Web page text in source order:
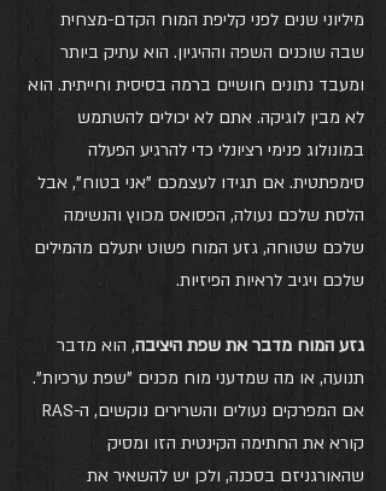
מיליוני שנים לפני קליפת המוח הקדם-מצחית
שבה שוכנים השפה וההיגיון. הוא עתיק ביותר
ומעבד נתונים חושיים ברמה בסיסית וחייתית. הוא
לא מבין לוגיקה. אתם לא יכולים להשתמש
במונולוג פנימי רציונלי כדי להרגיע הפעלה
סימפתטית. אם תגידו לעצמכם "אני בטוח", אבל
הלסת שלכם נעולה, הפסואס מכווץ והנשימה
שלכם שטוחה, גזע המוח פשוט יתעלם מהמילים
שלכם ויגיב לראיות הפיזיות.
גזע המוח מדבר את שפת היציבה, הוא מדבר
תנועה, או מה שמדעני מוח מכנים "שפת ערכיות".
קורא את החתימה הקינטית הזו ומסיק
שהאורגניזם בסכנה, ולכן יש להשאיר את